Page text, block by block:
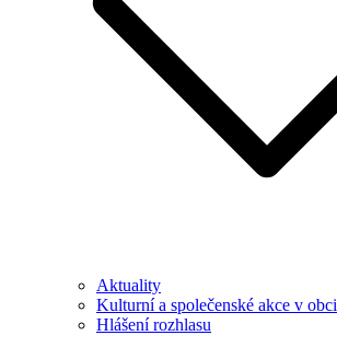
Aktuality
Kulturní a společenské akce v obci
Hlášení rozhlasu